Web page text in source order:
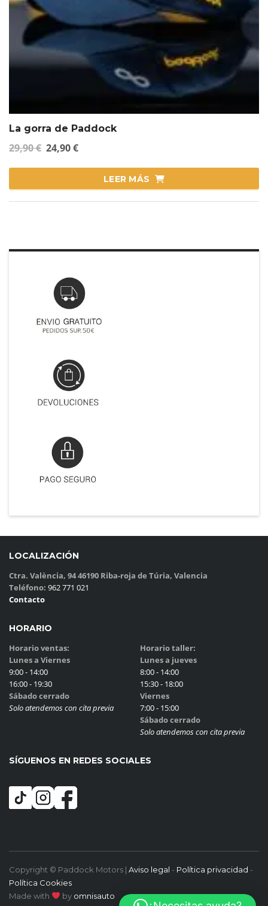
La gorra de Paddock
29,90€ 24,90€
LEER MÁS
LOCALIZACIÓN
Ctra. València, 94 46190 Riba-roja de Túria, Valencia
Teléfono: 962 771 021
Contacto
HORARIO
Horario ventas:
Lunes a Viernes
9:00 - 14:00
16:00 - 19:30
Sábado cerrado
Solo atendemos con cita previa
Horario taller:
Lunes a jueves
8:00 - 14:00
15:30 - 18:00
Viernes
7:00 - 15:00
Sábado cerrado
Solo atendemos con cita previa
SÍGUENOS EN REDES SOCIALES
Copyright © Paddock Motors | Aviso legal - Política privacidad -
Política Cookies
Made with
by omnisauto